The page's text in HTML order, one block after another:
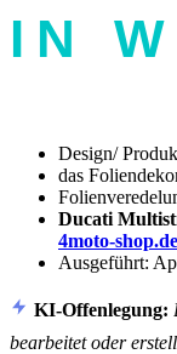
IN
Design/
das
Ducati
4moto-shop.de
Ausgeführt:
KI-Offenlegung:
bearbeitet oder